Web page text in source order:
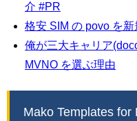
介 #PR
格安 SIM の povo を
俺が三大キャリア
MVNO を選ぶ理由
Mako Templates for